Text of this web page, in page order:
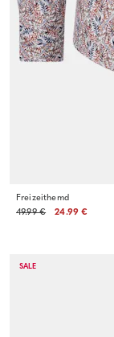
Freizeithemd
49.99 €
24.99 €
SALE